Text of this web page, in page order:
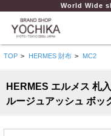
World Wide
TOP > HERMES 財布 > MC2
HERMES エルメス 札
ルージュアッシュ ボッ